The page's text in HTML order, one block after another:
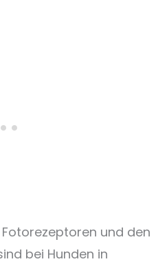
und den
bei Hunden in